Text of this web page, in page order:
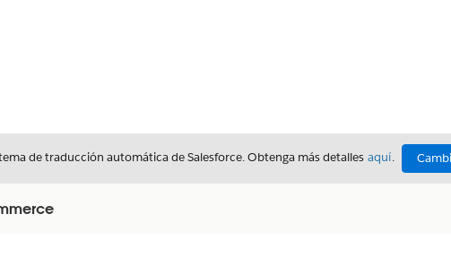
de traducción automática de Salesforce. Obtenga más detalles aquí.